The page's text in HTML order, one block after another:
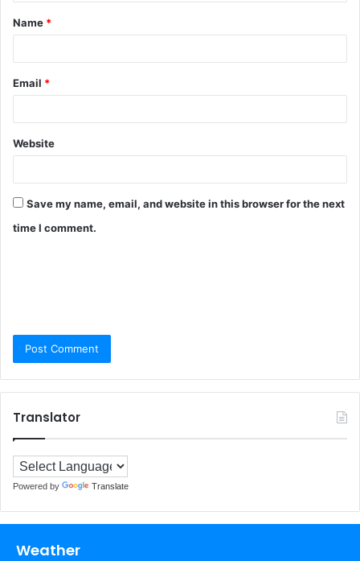
Name *
Email *
Website
Save my name, email, and website in this browser for the next
time I comment.
Translator
Powered by Translate
Weather